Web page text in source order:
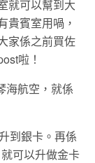
就可以幫到大
貴賓室用喎，
家係之前買佐
啦！
海航空，就係
到銀卡。再係
可以升做金卡